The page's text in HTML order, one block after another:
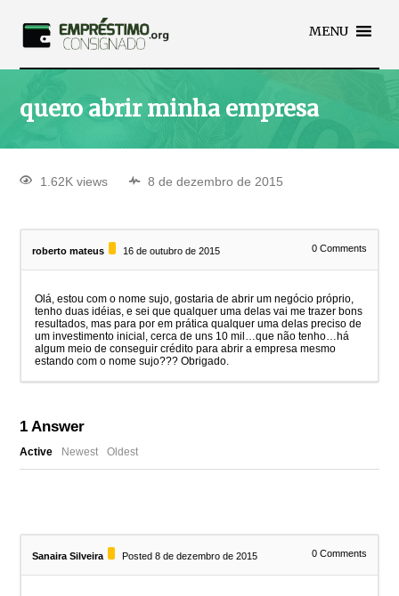
MENU
quero abrir minha empresa
1.62K views 8 de dezembro de 2015
roberto mateus 16 de outubro de 2015 0Comments
Olá, estou com o nome sujo, gostaria de abrir um negócio próprio,
tenho duas idéias, e sei que qualquer uma delas vai me trazer bons
resultados, mas para por em prática qualquer uma delas preciso de
um investimento inicial, cerca de uns 10 mil…que não tenho…há
algum meio de conseguir crédito para abrir a empresa mesmo
estando com o nome sujo??? Obrigado.
1 Answer
Active Newest Oldest
Sanaira Silveira Posted 8 de dezembro de 2015 0Comments